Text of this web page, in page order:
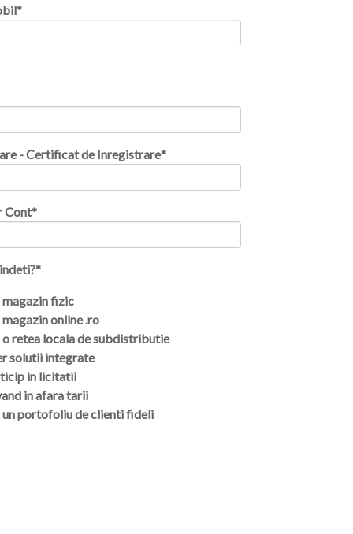
*
- Certificat de Inregistrare*
Cont*
*
magazin fizic
online .ro
o retea locala de subdistributie
solutii integrate
in licitatii
in afara tarii
un portofoliu de clienti fideli